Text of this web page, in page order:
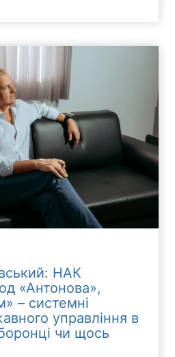
НАК
«Антонова»,
– системні
управління в
чи щось